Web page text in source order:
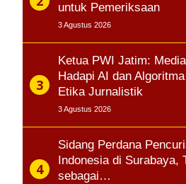
untuk Pemeriksaan
3 Agustus 2026
Ketua PWI Jatim:
Hadapi AI dan
Etika Jurnalistik
3 Agustus 2026
Sidang Perdana
Indonesia di Surabaya,
sebagai…